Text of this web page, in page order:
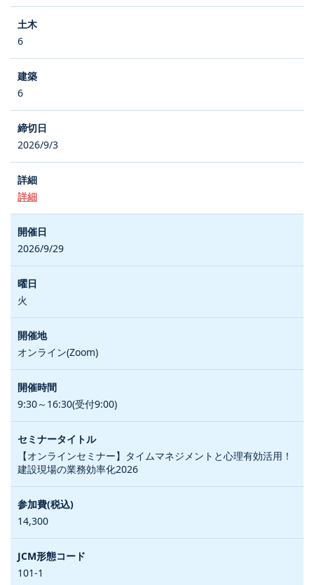
6
6
2026/9/3
詳細
2026/9/29
火
オンライン(Zoom)
9:30～16:30(受付9:00)
【オンラインセミナー】タイムマネジメントと心理有効活用！
建設現場の業務効率化2026
14,300
101-1